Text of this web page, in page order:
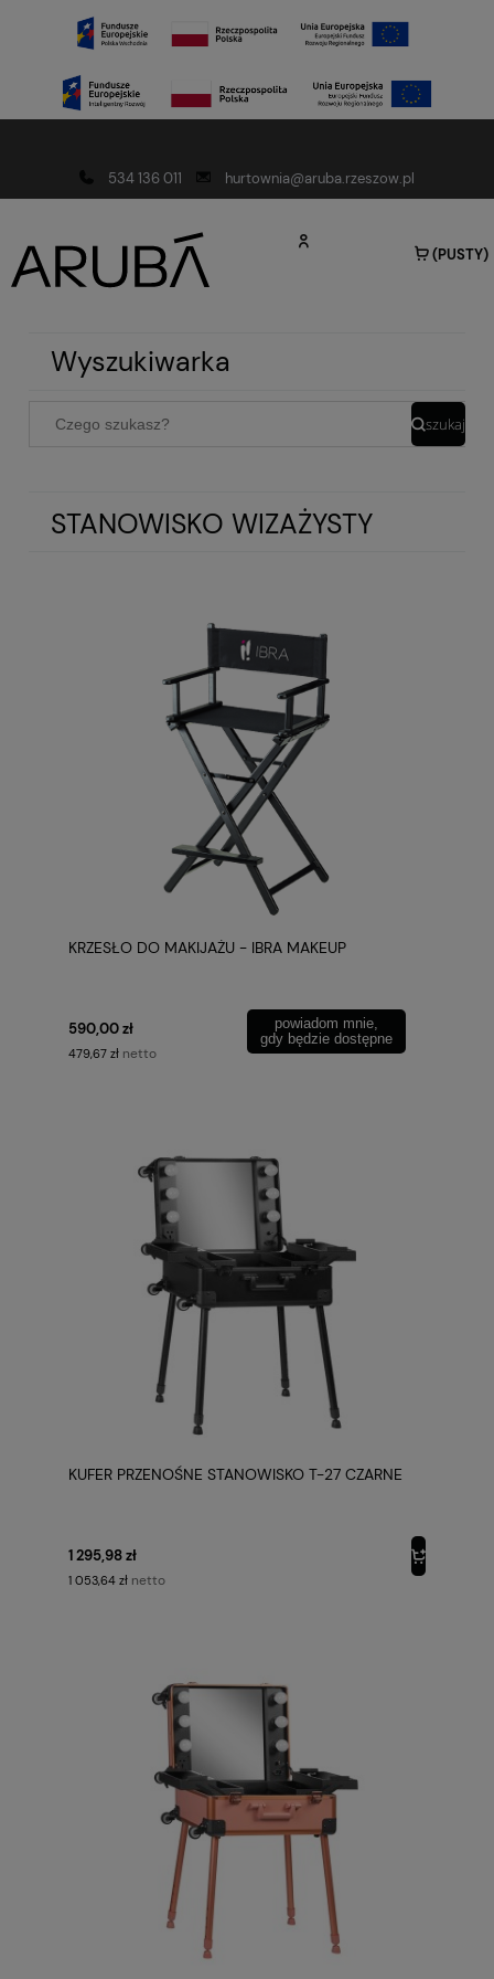
534 136 011
hurtownia@aruba.rzeszow.pl
(PUSTY)
Wyszukiwarka
szukaj
STANOWISKO WIZAŻYSTY
KRZESŁO DO MAKIJAŻU - IBRA MAKEUP
590,00 zł
479,67 zł netto
powiadom mnie,
gdy będzie dostępne
KUFER PRZENOŚNE STANOWISKO T-27 CZARNE
1 295,98 zł
1 053,64 zł netto